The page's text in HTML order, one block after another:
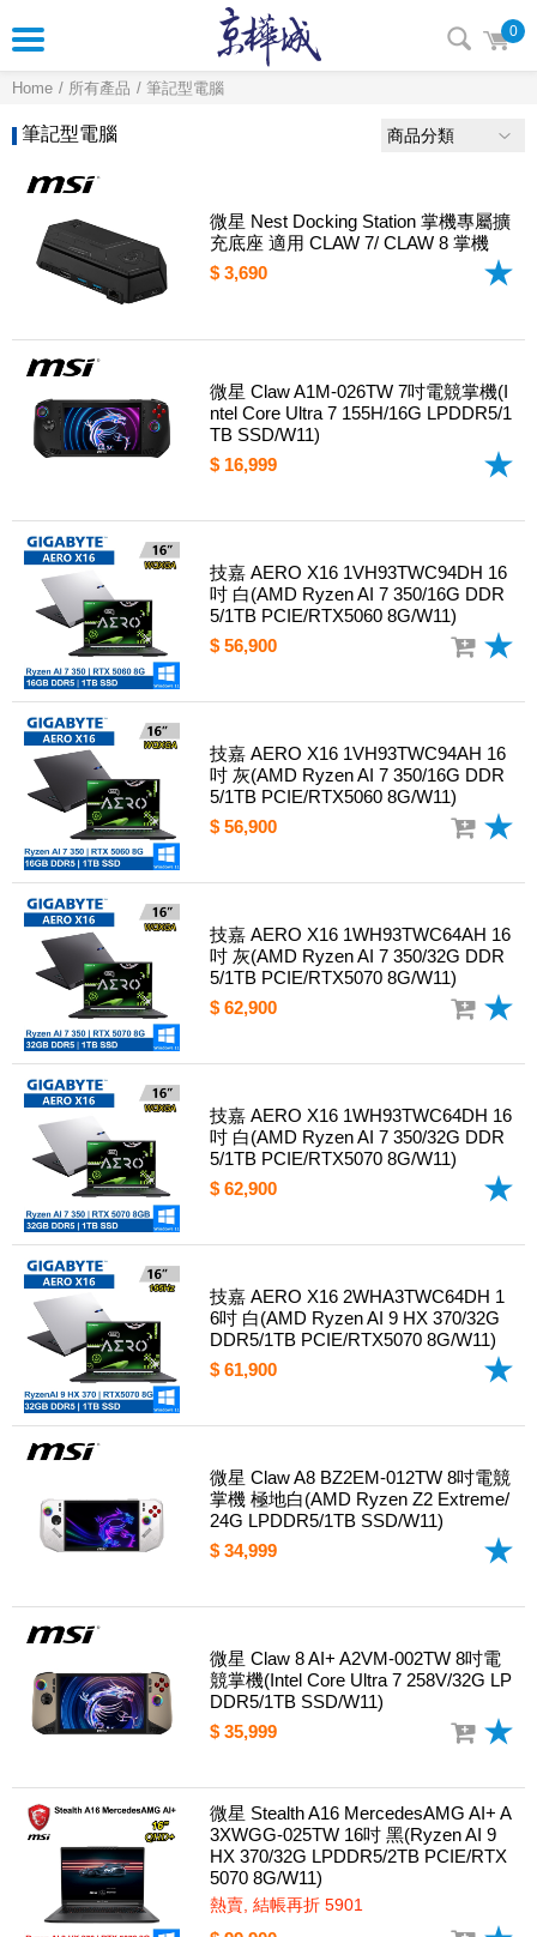
0
Home 所有產品 筆記型電腦
筆記型電腦 商品分類
微星 Nest Docking Station 掌機專屬擴
充底座 適用 CLAW 7/ CLAW 8 掌機
$ 3,690
微星 Claw A1M-026TW 7吋電競掌機(I
ntel Core Ultra 7 155H/16G LPDDR5/1
TB SSD/W11)
$ 16,999
技嘉 AERO X16 1VH93TWC94DH 16
吋 白(AMD Ryzen AI 7 350/16G DDR
5/1TB PCIE/RTX5060 8G/W11)
$ 56,900
技嘉 AERO X16 1VH93TWC94AH 16
吋 灰(AMD Ryzen AI 7 350/16G DDR
5/1TB PCIE/RTX5060 8G/W11)
$ 56,900
技嘉 AERO X16 1WH93TWC64AH 16
吋 灰(AMD Ryzen AI 7 350/32G DDR
5/1TB PCIE/RTX5070 8G/W11)
$ 62,900
技嘉 AERO X16 1WH93TWC64DH 16
吋 白(AMD Ryzen AI 7 350/32G DDR
5/1TB PCIE/RTX5070 8G/W11)
$ 62,900
技嘉 AERO X16 2WHA3TWC64DH 1
6吋 白(AMD Ryzen AI 9 HX 370/32G
DDR5/1TB PCIE/RTX5070 8G/W11)
$ 61,900
微星 Claw A8 BZ2EM-012TW 8吋電競
掌機 極地白(AMD Ryzen Z2 Extreme/
24G LPDDR5/1TB SSD/W11)
$ 34,999
微星 Claw 8 AI+ A2VM-002TW 8吋電
競掌機(Intel Core Ultra 7 258V/32G LP
DDR5/1TB SSD/W11)
$ 35,999
微星 Stealth A16 MercedesAMG AI+ A
3XWGG-025TW 16吋 黑(Ryzen AI 9
HX 370/32G LPDDR5/2TB PCIE/RTX
5070 8G/W11)
熱賣, 結帳再折 5901